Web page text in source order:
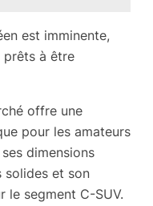
est imminente,
prêts à être
offre une
pour les amateurs
dimensions
solides et son
le segment C-SUV.